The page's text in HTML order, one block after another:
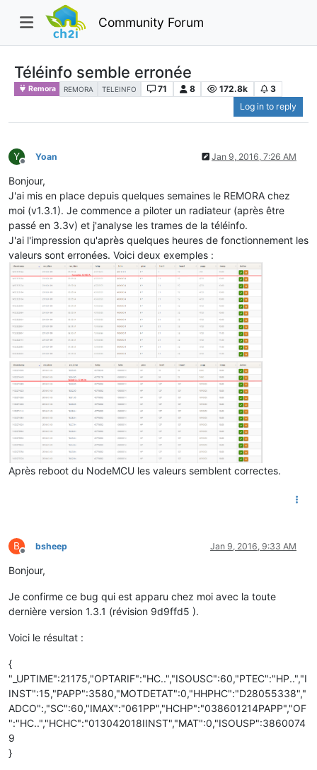
Community Forum
Téléinfo semble erronée
Remora REMORA TELEINFO 71 8 172.8k
3
Log in to reply
Y
Offline
Yoan Jan 9, 2016, 7:26 AM
Bonjour,
J'ai mis en place depuis quelques semaines le REMORA chez
moi (v1.3.1). Je commence a piloter un radiateur (après être
passé en 3.3v) et j'analyse les trames de la téléinfo.
J'ai l'impression qu'après quelques heures de fonctionnement les
valeurs sont erronées. Voici deux exemples :
Après reboot du NodeMCU les valeurs semblent correctes.
B
Offline
bsheep Jan 9, 2016, 9:33 AM
Bonjour,
Je confirme ce bug qui est apparu chez moi avec la toute
dernière version 1.3.1 (révision 9d9ffd5 ).
Voici le résultat :
{
"_UPTIME":21175,"OPTARIF":"HC..","ISOUSC":60,"PTEC":"HP..","I
INST":15,"PAPP":3580,"MOTDETAT":0,"HHPHC":"D28055338","
ADCO":,"SC":60,"IMAX":"061PP","HCHP":"038601214PAPP","OF
":"HC..","HCHC":"013042018IINST","MAT":0,"ISOUSP":3860074
9
}